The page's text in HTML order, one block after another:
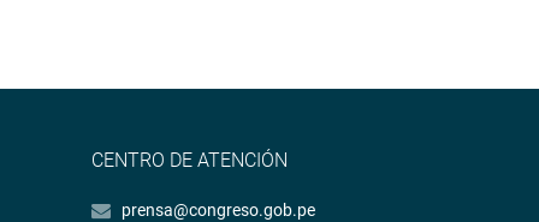
CENTRO DE ATENCIÓN
prensa@congreso.gob.pe